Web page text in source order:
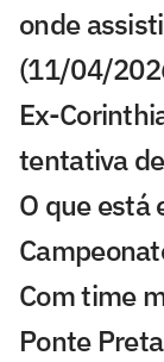
onde
(11/04/
Ex-
tentativa
O que está
Com time
Ponte